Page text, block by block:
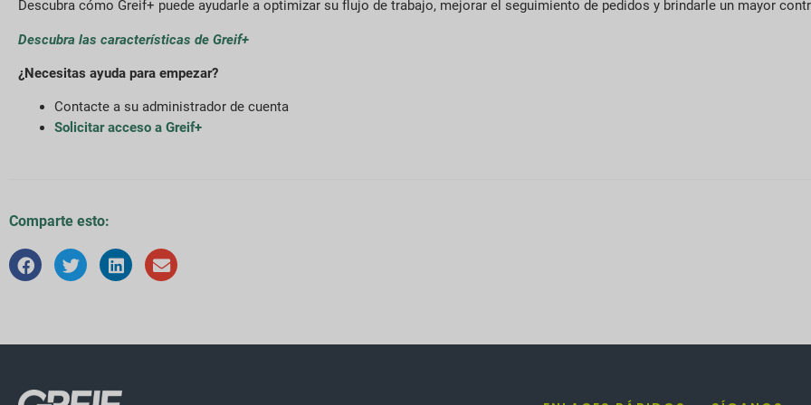
Descubra cómo Greif+ puede ayudarle a optimizar su flujo de trabajo, mejorar el seguimiento de pedidos y brindarle un mayor
Descubra las características de Greif+
¿Necesitas ayuda para empezar?
Contacte a su administrador de cuenta
Solicitar acceso a Greif+
Comparte esto: